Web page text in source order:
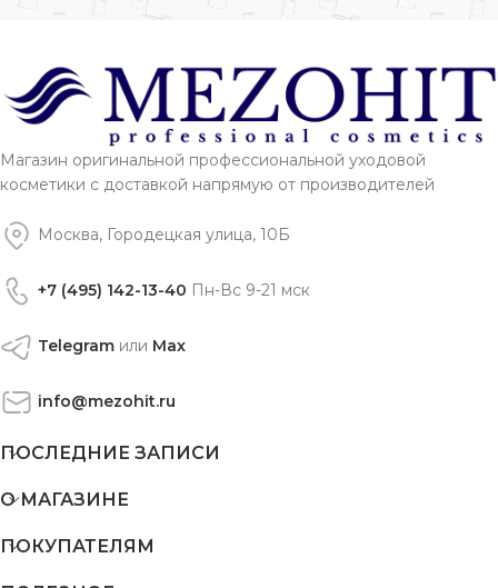
Магазин оригинальной профессиональной уходовой
косметики с доставкой напрямую от производителей
Москва, Городецкая улица, 10Б
+7 (495) 142-13-40 Пн-Вс 9-21 мск
Telegram или Max
info@mezohit.ru
ПОСЛЕДНИЕ ЗАПИСИ
О МАГАЗИНЕ
ПОКУПАТЕЛЯМ